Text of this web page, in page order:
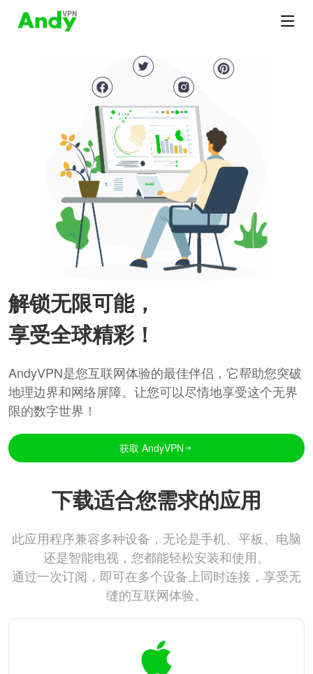
解锁无限可能，
享受全球精彩！
AndyVPN是您互联网体验的最佳伴侣，它帮助您突破
地理边界和网络屏障。让您可以尽情地享受这个无界
限的数字世界！
获取 AndyVPN
下载适合您需求的应用
此应用程序兼容多种设备，无论是手机、平板、电脑
还是智能电视，您都能轻松安装和使用。
通过一次订阅，即可在多个设备上同时连接，享受无
缝的互联网体验。